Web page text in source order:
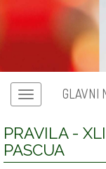
GLAVNI
PRAVILA -
PASCUA